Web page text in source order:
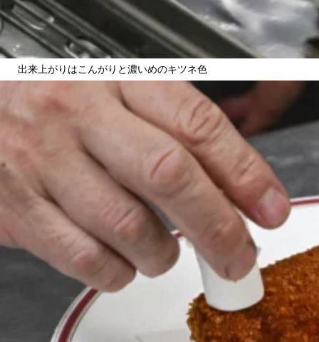
出来上がりはこんがりと濃いめのキツネ色